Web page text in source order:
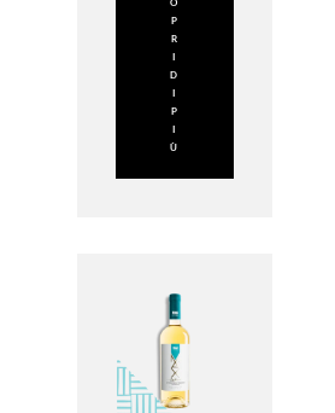
P
R
I
D
I
P
I
Ù